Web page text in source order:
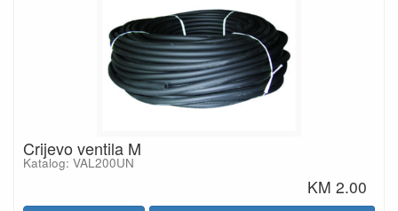
Crijevo ventila M
Katalog: VAL200UN
KM 2.00